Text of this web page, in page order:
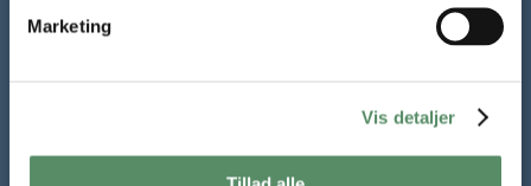
Marketing
Vis detaljer
Samtykke til at modtage nyhedsbrevet kan til enhver tid trækkes